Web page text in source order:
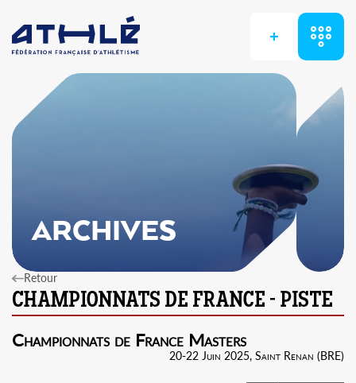
+
ARCHIVES
Retour
Championnats de France Masters
20-22 Juin 2025, Saint Renan (BRE)